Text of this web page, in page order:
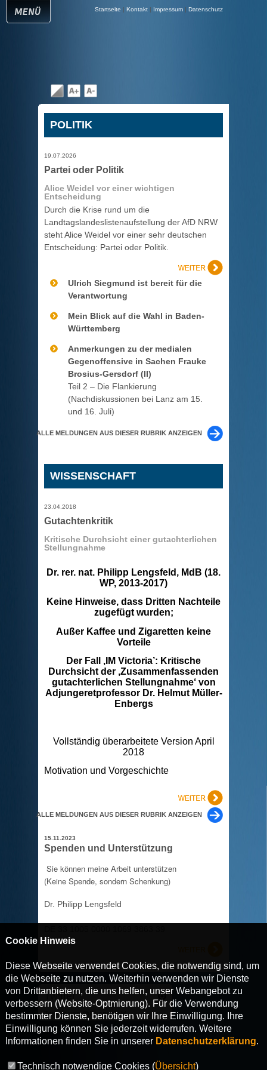
Cookie Hinweis
Diese Webseite verwendet Cookies, die notwendig sind, um
die Webseite zu nutzen. Weiterhin verwenden wir Dienste
von Drittanbietern, die uns helfen, unser Webangebot zu
verbessern (Website-Optmierung). Für die Verwendung
bestimmter Dienste, benötigen wir Ihre Einwilligung. Ihre
Einwilligung können Sie jederzeit widerrufen. Weitere
Informationen finden Sie in unserer Datenschutzerklärung.
Technisch notwendige Cookies (Übersicht)
Startseite | Kontakt | Impressum | Datenschutz
POLITIK
19.07.2026
Partei oder Politik
Alice Weidel vor einer wichtigen
Entscheidung
Durch die Krise rund um die
Landtagslandeslistenaufstellung der AfD NRW
steht Alice Weidel vor einer sehr deutschen
Entscheidung: Partei oder Politik.
Ulrich Siegmund ist bereit für die
Verantwortung
Mein Blick auf die Wahl in Baden-
Württemberg
Anmerkungen zu der medialen
Gegenoffensive in Sachen Frauke
Brosius-Gersdorf (II)
Teil 2 – Die Flankierung
(Nachdiskussionen bei Lanz am 15.
und 16. Juli)
ALLE MELDUNGEN AUS DIESER RUBRIK ANZEIGEN
WISSENSCHAFT
23.04.2018
Gutachtenkritik
Kritische Durchsicht einer gutachterlichen
Stellungnahme
Dr. rer. nat. Philipp Lengsfeld, MdB (18.
WP, 2013-2017)
Keine Hinweise, dass Dritten Nachteile
zugefügt wurden;
Außer Kaffee und Zigaretten keine
Vorteile
Der Fall ‚IM Victoria’: Kritische
Durchsicht der ‚Zusammenfassenden
gutachterlichen Stellungnahme‘ von
Adjungeretprofessor Dr. Helmut Müller-
Enbergs
Vollständig überarbeitete Version April
2018
Motivation und Vorgeschichte
ALLE MELDUNGEN AUS DIESER RUBRIK ANZEIGEN
15.11.2023
Spenden und Unterstützung
Sie können meine Arbeit unterstützen
(Keine Spende, sondern Schenkung)
Dr. Philipp Lengsfeld
Twitter
Tweets von @PLengsfeld